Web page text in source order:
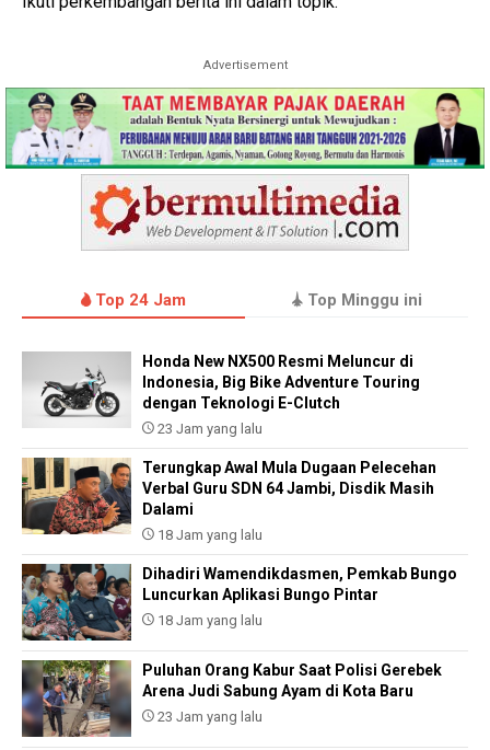
Advertisement
Top 24 Jam Top Minggu ini
Honda New NX500 Resmi Meluncur di
Indonesia, Big Bike Adventure Touring
dengan Teknologi E-Clutch
23 Jam yang lalu
Terungkap Awal Mula Dugaan Pelecehan
Verbal Guru SDN 64 Jambi, Disdik Masih
Dalami
18 Jam yang lalu
Dihadiri Wamendikdasmen, Pemkab Bungo
Luncurkan Aplikasi Bungo Pintar
18 Jam yang lalu
Puluhan Orang Kabur Saat Polisi Gerebek
Arena Judi Sabung Ayam di Kota Baru
23 Jam yang lalu